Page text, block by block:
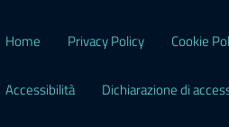
Home Privacy Policy Cookie
Accessibilità Dichiarazione di